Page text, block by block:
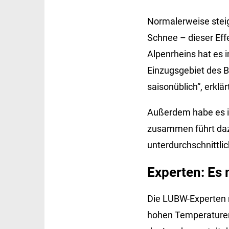
Normalerweise
Schnee – dieser
Alpenrheins hat es
Einzugsgebiet des
saisonüblich“,
Außerdem habe es
zusammen führt
Experten: Es
Die LUBW-
hohen